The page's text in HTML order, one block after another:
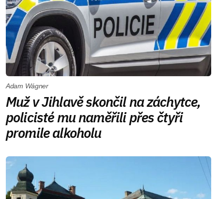
Adam Wágner
Muž v Jihlavě skončil na záchytce,
policisté mu naměřili přes čtyři
promile alkoholu